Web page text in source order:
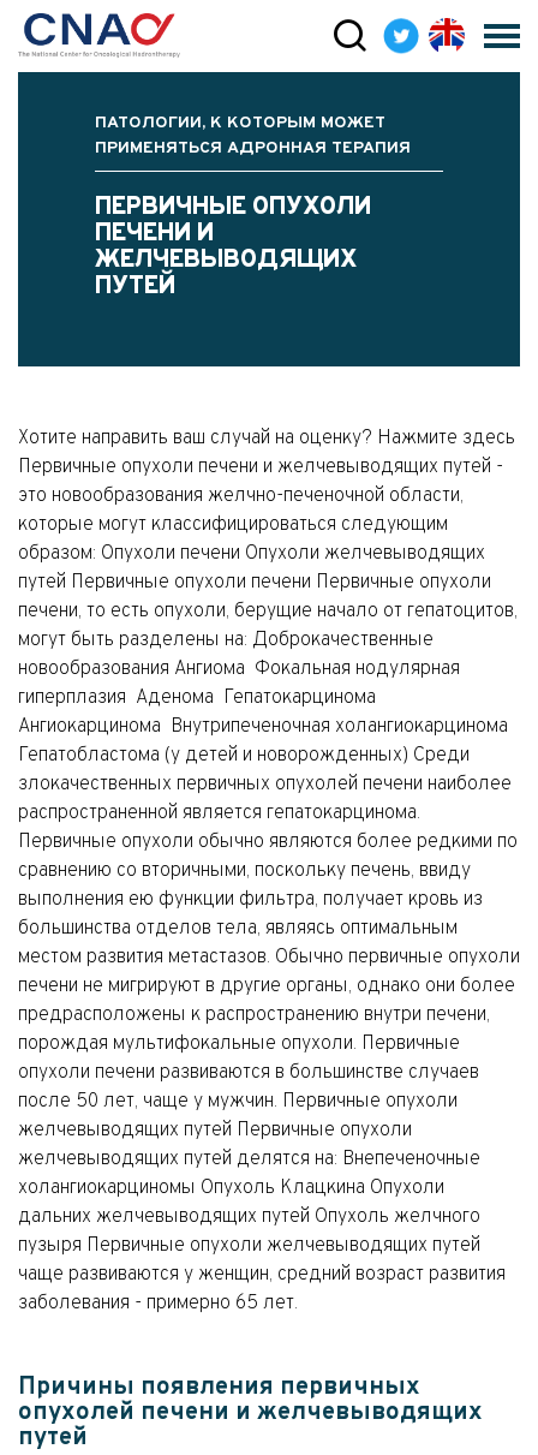
ПАТОЛОГИИ, К КОТОРЫМ МОЖЕТ
ПРИМЕНЯТЬСЯ АДРОННАЯ ТЕРАПИЯ
ПЕРВИЧНЫЕ ОПУХОЛИ
ПЕЧЕНИ И
ЖЕЛЧЕВЫВОДЯЩИХ
ПУТЕЙ
Хотите направить ваш случай на оценку? Нажмите здесь
Первичные опухоли печени и желчевыводящих путей -
это новообразования желчно-печеночной области,
которые могут классифицироваться следующим
образом: Опухоли печени Опухоли желчевыводящих
путей Первичные опухоли печени Первичные опухоли
печени, то есть опухоли, берущие начало от гепатоцитов,
могут быть разделены на: Доброкачественные
новообразования Ангиома Фокальная нодулярная
гиперплазия Аденома Гепатокарцинома
Ангиокарцинома Внутрипеченочная холангиокарцинома
Гепатобластома (у детей и новорожденных) Среди
злокачественных первичных опухолей печени наиболее
распространенной является гепатокарцинома.
Первичные опухоли обычно являются более редкими по
сравнению со вторичными, поскольку печень, ввиду
выполнения ею функции фильтра, получает кровь из
большинства отделов тела, являясь оптимальным
местом развития метастазов. Обычно первичные опухоли
печени не мигрируют в другие органы, однако они более
предрасположены к распространению внутри печени,
порождая мультифокальные опухоли. Первичные
опухоли печени развиваются в большинстве случаев
после 50 лет, чаще у мужчин. Первичные опухоли
желчевыводящих путей Первичные опухоли
желчевыводящих путей делятся на: Внепеченочные
холангиокарциномы Опухоль Клацкина Опухоли
дальних желчевыводящих путей Опухоль желчного
пузыря Первичные опухоли желчевыводящих путей
чаще развиваются у женщин, средний возраст развития
заболевания - примерно 65 лет.
Причины появления первичных
опухолей печени и желчевыводящих
путей